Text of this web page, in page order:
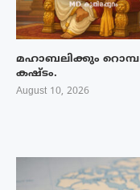
മഹാബലിക്കും റൊമ്പ
കഷ്ടം.
August 10, 2026